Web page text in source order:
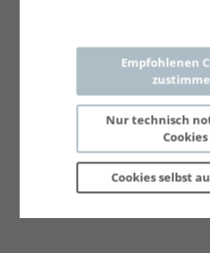
Empfohlenen
Nur technisch
Cookies
Cookies selbst